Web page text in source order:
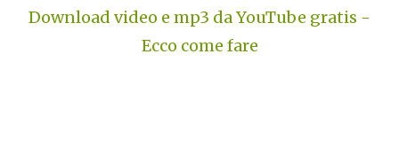
Download video e mp3 da YouTube gratis -
Ecco come fare